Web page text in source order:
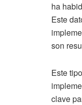
ha
Este
son
Este
clave